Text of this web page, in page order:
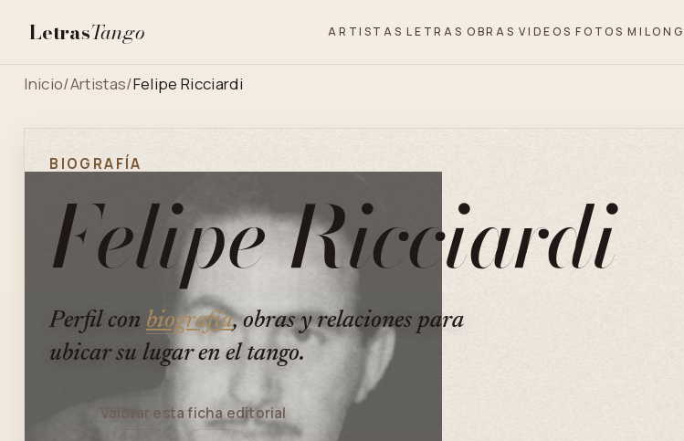
LetrasTango ARTISTAS LETRAS OBRAS VIDEOS FOTOS
Inicio/Artistas/Felipe Ricciardi
BIOGRAFÍA
Felipe Ricciardi
Perfil con biografía, obras y relaciones para
ubicar su lugar en el tango.
Valorar esta ficha editorial